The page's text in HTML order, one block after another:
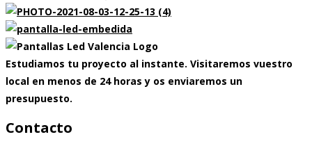
Estudiamos tu proyecto al instante. Visitaremos vuestro
local en menos de 24 horas y os enviaremos un
presupuesto.
Contacto